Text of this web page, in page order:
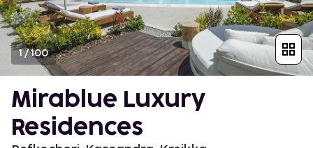
1/100
Mirablue Luxury
Residences